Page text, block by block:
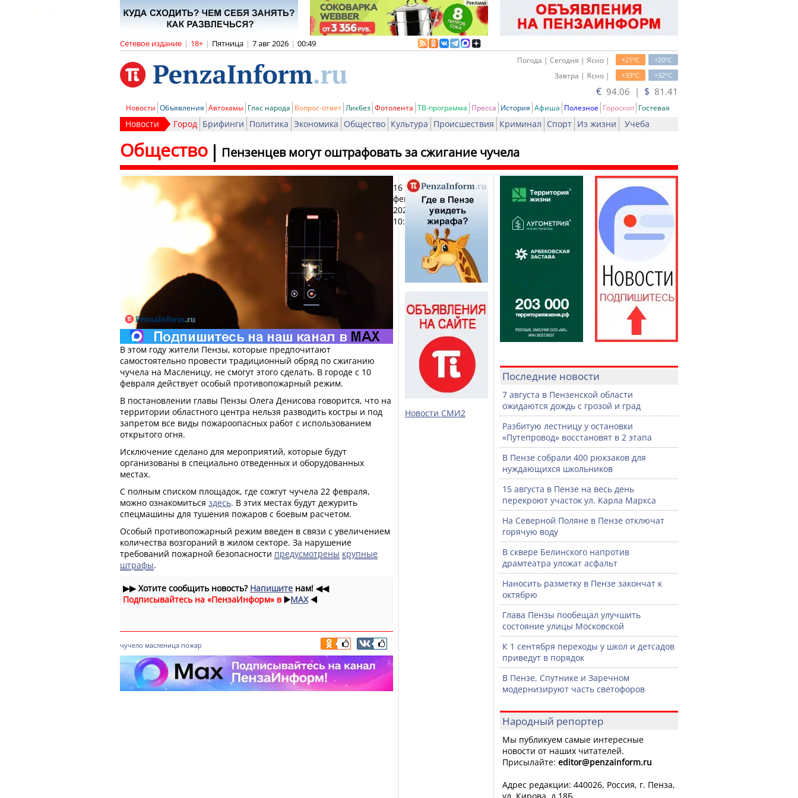
Сетевое издание | 18+ | Пятница | 7 авг 2026 | 00:49
+20oC
+21oC
Погода | Сегодня | Ясно |
+32oC
+33oC
Завтра | Ясно |
€ 94.06 | $ 81.41
Новости Объявления Автохамы Глас народа Вопрос-ответ Ликбез Фотолента ТВ-программа Пресса История Афиша Полезное Гороскоп Гостевая
Новости Город Брифинги Политика Экономика Общество Культура Происшествия Криминал Спорт Из жизни Учеба
Пензенцев могут оштрафовать за сжигание чучела
Общество
16
февраля
2026,
10:22
Печать
В этом году жители Пензы, которые предпочитают
самостоятельно провести традиционный обряд по сжиганию
чучела на Масленицу, не смогут этого сделать. В городе с 10
февраля действует особый противопожарный режим.
В постановлении главы Пензы Олега Денисова говорится, что на
территории областного центра нельзя разводить костры и под
запретом все виды пожароопасных работ с использованием
открытого огня.
Исключение сделано для мероприятий, которые будут
организованы в специально отведенных и оборудованных
местах.
С полным списком площадок, где сожгут чучела 22 февраля,
можно ознакомиться здесь. В этих местах будут дежурить
спецмашины для тушения пожаров с боевым расчетом.
Особый противопожарный режим введен в связи с увеличением
количества возгораний в жилом секторе. За нарушение
требований пожарной безопасности предусмотрены крупные
штрафы.
▶▶Хотите сообщить новость? Напишите нам! ◀◀
Подписывайтесь на «ПензаИнформ» в ▶️MAX ◀️
чучело масленица пожар
Новости СМИ2
Последние новости
7 августа в Пензенской области
ожидаются дождь с грозой и град
Разбитую лестницу у остановки
«Путепровод» восстановят в 2 этапа
В Пензе собрали 400 рюкзаков для
нуждающихся школьников
15 августа в Пензе на весь день
перекроют участок ул. Карла Маркса
На Северной Поляне в Пензе отключат
горячую воду
В сквере Белинского напротив
драмтеатра уложат асфальт
Наносить разметку в Пензе закончат к
октябрю
Глава Пензы пообещал улучшить
состояние улицы Московской
К 1 сентября переходы у школ и детсадов
приведут в порядок
В Пензе, Спутнике и Заречном
модернизируют часть светофоров
Народный репортер
Мы публикуем самые интересные
новости от наших читателей.
Присылайте: editor@penzainform.ru
Адрес редакции: 440026, Россия, г. Пенза,